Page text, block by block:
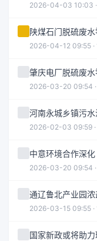
2026-04-03 10:03
陕煤石门脱硫废
2026-04-12 09:55 ·
肇庆电厂脱硫废
2026-03-20 09:54
河南永城乡镇污
2026-02-03 09:59 ·
中意环境合作深
2026-03-20 09:54
通辽鲁北产业园
2026-03-15 09:55 ·
国家新政或将助